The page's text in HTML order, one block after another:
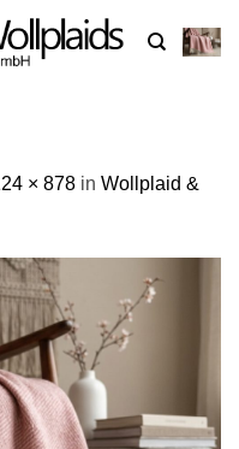
× 878 in Wollplaid &